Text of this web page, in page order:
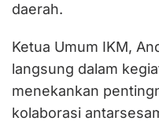
daerah.
Ketua Umum IKM,
langsung dalam
menekankan
kolaborasi